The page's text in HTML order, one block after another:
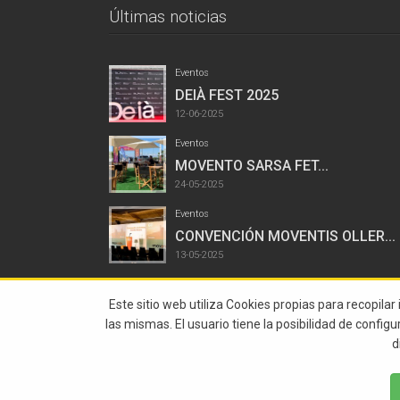
Últimas noticias
Eventos
DEIÀ FEST 2025
12-06-2025
Eventos
MOVENTO SARSA FET...
24-05-2025
Eventos
CONVENCIÓN MOVENTIS OLLER...
13-05-2025
Este sitio web utiliza Cookies propias para
las mismas. El usuario tiene la posibilidad de